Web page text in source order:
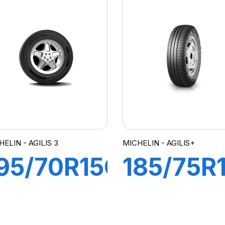
3
AGILIS 3
- AGILIS 3
70R15C
MICHELIN - AGILIS+
185/